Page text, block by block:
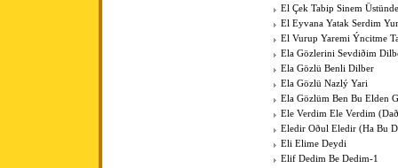
El Çek Tabip Sinem
El Eyvana Yatak Serdim
El Vurup Yaremi Ýncitme
Ela Gözlerini Sevdiðim
Ela Gözlü Benli Dilber
Ela Gözlü Nazlý Yari
Ela Gözlüm Ben Bu Elden
Ele Verdim Ele Verdim
Eledir Oðul Eledir (Ha Bu
Eli Elime Deydi
Elif Dedim Be Dedim-1